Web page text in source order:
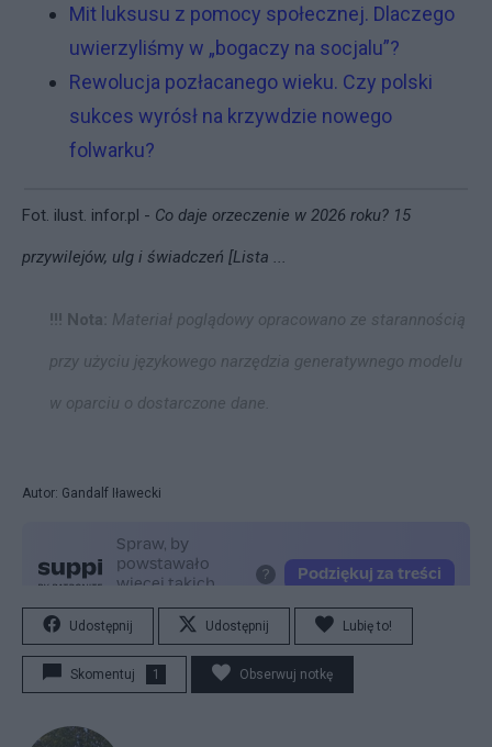
Mit luksusu z pomocy społecznej. Dlaczego
uwierzyliśmy w „bogaczy na socjalu”?
Rewolucja pozłacanego wieku. Czy polski
sukces wyrósł na krzywdzie nowego
folwarku?
Fot. ilust. infor.pl - Co daje orzeczenie w 2026 roku? 15
przywilejów, ulg i świadczeń [Lista ...
!!! Nota: Materiał poglądowy opracowano ze starannością
przy użyciu językowego narzędzia generatywnego modelu
w oparciu o dostarczone dane.
Autor: Gandalf Iławecki
Udostępnij Udostępnij Lubię to!
Skomentuj 1 Obserwuj notkę